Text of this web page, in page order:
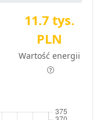
11.7 tys.
PLN
Wartość energii